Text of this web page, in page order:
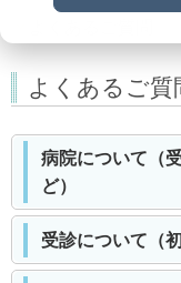
よくあるご質
病院について（
ど）
受診について（